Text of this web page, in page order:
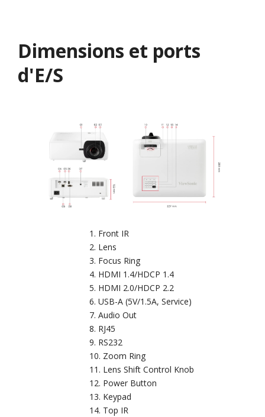
Dimensions et ports
d'E/S​
Front IR
Lens
Focus Ring
HDMI 1.4/HDCP 1.4
HDMI 2.0/HDCP 2.2
USB-A (5V/1.5A, Service)
Audio Out
RJ45
RS232
Zoom Ring
Lens Shift Control Knob
Power Button
Keypad
Top IR